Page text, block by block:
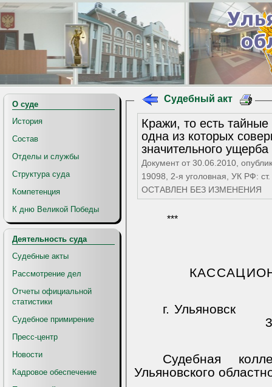
О суде
История
Состав
Отделы и службы
Структура суда
Компетенция
К дню Великой Победы
Деятельность суда
Судебные акты
Рассмотрение дел
Отчеты официальной
статистики
Судебное примирение
Пресс-центр
Новости
Кадровое обеспечение
Судебный акт
Кражи, то есть
одна из которых
значительного
Документ от 30.06.2010,
19098, 2-я уголовная, УК РФ:
ОСТАВЛЕН БЕЗ ИЗМЕНЕНИЯ
***
г. Ульяновск
Судебная
Ульяновского